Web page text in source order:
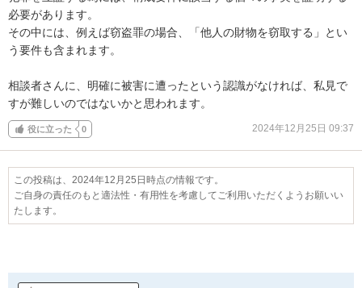
必要があります。
その中には、例えば窃盗罪の場合、「他人の財物を窃取する」とい
う要件も含まれます。
相談者さんに、明確に被害に遭ったという認識がなければ、私見で
すが難しいのではないかと思われます。
役に立った 0 2024年12月25日 09:37
この投稿は、2024年12月25日時点の情報です。
ご自身の責任のもと適法性・有用性を考慮してご利用いただくようお願いい
たします。